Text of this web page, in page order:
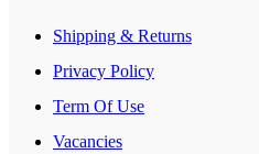
Shipping & Returns
Privacy Policy
Term Of Use
Vacancies